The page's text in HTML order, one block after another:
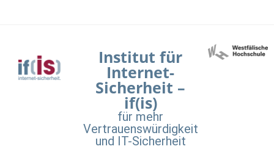
Institut für
Internet-
Sicherheit –
if(is)
für mehr
Vertrauenswürdigkeit
und IT-Sicherheit